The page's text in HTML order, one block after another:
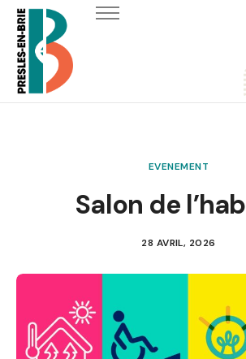
Accueil
Actualités
Ma commune
Vie associative et culturelle
EVENEMENT
Salon de
28 AVRIL, 2026